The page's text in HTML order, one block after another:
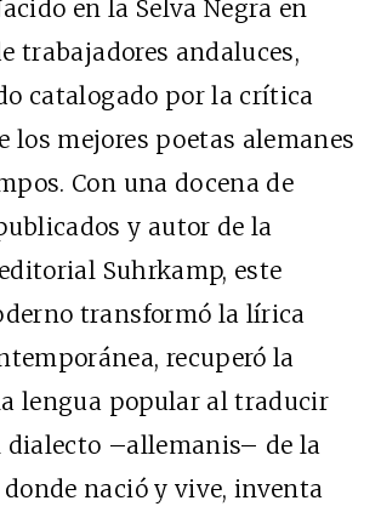
en la Selva Negra en
trabajadores andaluces,
catalogado por la crítica
los mejores poetas alemanes
Con una docena de
y autor de la
Suhrkamp, este
transformó la lírica
recuperó la
lengua popular al traducir
dialecto –allemanis– de la
donde nació y vive, inventa